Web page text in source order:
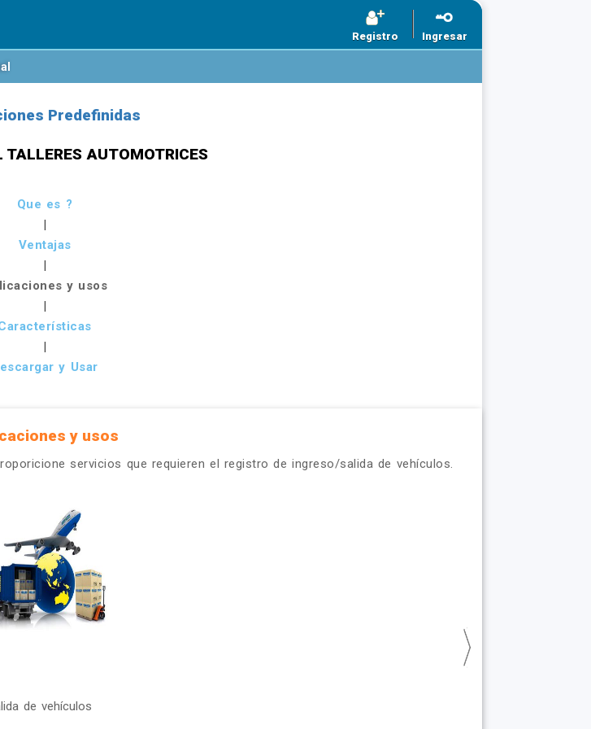
Registro Ingresar
Predefinidas
TALLERES AUTOMOTRICES
Que es ?
|
Ventajas
|
y usos
|
|
y Usar
y usos
servicios que requieren el registro de ingreso/salida de vehículos.
de vehículos